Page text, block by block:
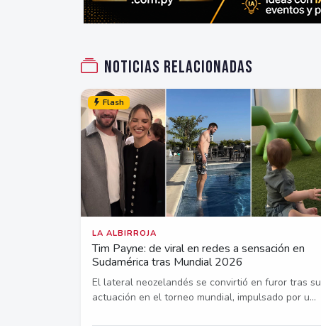
Noticias relacionadas
Flash
LA ALBIRROJA
Tim Payne: de viral en redes a sensación en
Sudamérica tras Mundial 2026
El lateral neozelandés se convirtió en furor tras su
actuación en el torneo mundial, impulsado por u...